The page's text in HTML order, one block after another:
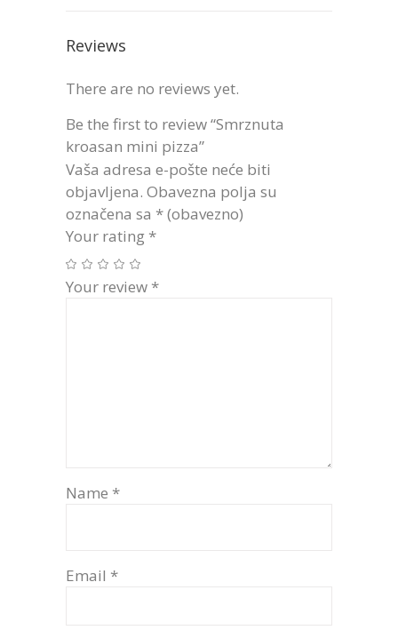
Reviews
There are no reviews yet.
Be the first to review “Smrznuta
kroasan mini pizza”
Vaša adresa e-pošte neće biti
objavljena. Obavezna polja su
označena sa * (obavezno)
Your rating *
Your review *
Name *
Email *